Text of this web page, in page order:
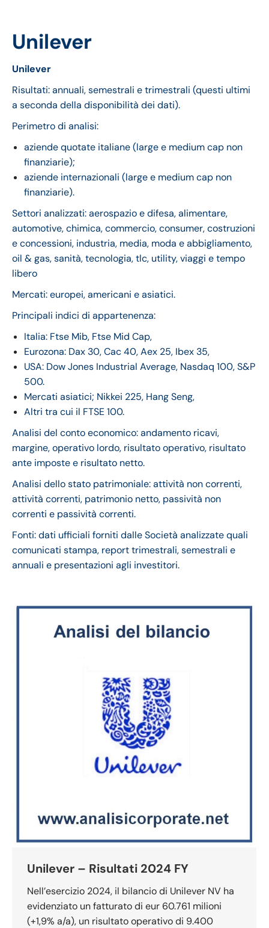
Unilever
Unilever
Risultati: annuali, semestrali e trimestrali (questi ultimi
a seconda della disponibilità dei dati).
Perimetro di analisi:
aziende quotate italiane (large e medium cap non
finanziarie);
aziende internazionali (large e medium cap non
finanziarie).
Settori analizzati: aerospazio e difesa, alimentare,
automotive, chimica, commercio, consumer, costruzioni
e concessioni, industria, media, moda e abbigliamento,
oil & gas, sanità, tecnologia, tlc, utility, viaggi e tempo
libero
Mercati: europei, americani e asiatici.
Principali indici di appartenenza:
Italia: Ftse Mib, Ftse Mid Cap,
Eurozona: Dax 30, Cac 40, Aex 25, Ibex 35,
USA: Dow Jones Industrial Average, Nasdaq 100, S&P
500.
Mercati asiatici; Nikkei 225, Hang Seng,
Altri tra cui il FTSE 100.
Analisi del conto economico: andamento ricavi,
margine, operativo lordo, risultato operativo, risultato
ante imposte e risultato netto.
Analisi dello stato patrimoniale: attività non correnti,
attività correnti, patrimonio netto, passività non
correnti e passività correnti.
Fonti: dati ufficiali forniti dalle Società analizzate quali
comunicati stampa, report trimestrali, semestrali e
annuali e presentazioni agli investitori.
Unilever – Risultati 2024 FY
Nell’esercizio 2024, il bilancio di Unilever NV ha
evidenziato un fatturato di eur 60.761 milioni
(+1,9% a/a), un risultato operativo di 9.400